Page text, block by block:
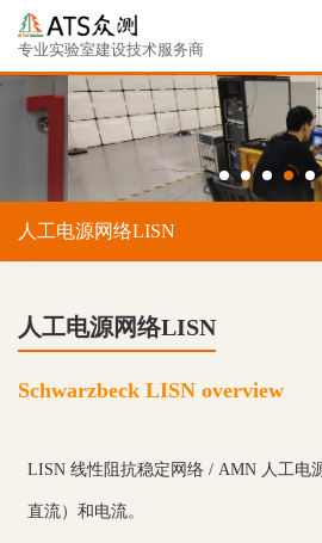
专业实验室建设技术服务商
人工电源网络LISN
人工电源网络LISN
Schwarzbeck LISN overview
LISN 线性阻抗稳定网络 / AMN 人工电
直流）和电流。